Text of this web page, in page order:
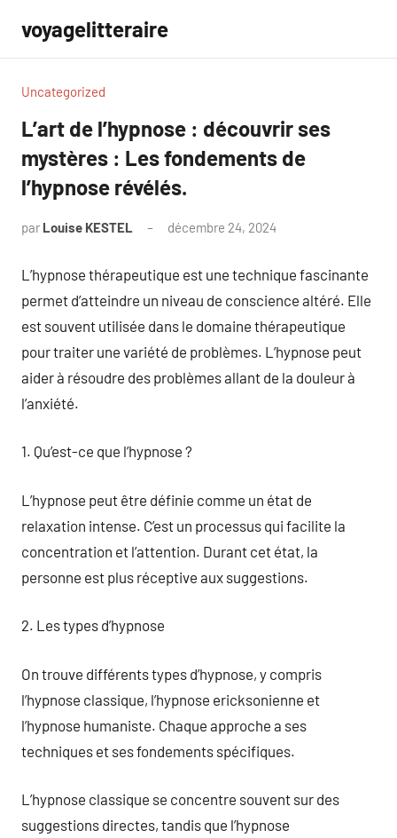
contenu
voyagelitteraire
Uncategorized
L’art de l’hypnose : découvrir ses
mystères : Les fondements de
l’hypnose révélés.
par Louise KESTEL décembre 24, 2024
L’hypnose thérapeutique est une technique fascinante
permet d’atteindre un niveau de conscience altéré. Elle
est souvent utilisée dans le domaine thérapeutique
pour traiter une variété de problèmes. L’hypnose peut
aider à résoudre des problèmes allant de la douleur à
l’anxiété.
1. Qu’est-ce que l’hypnose ?
L’hypnose peut être définie comme un état de
relaxation intense. C’est un processus qui facilite la
concentration et l’attention. Durant cet état, la
personne est plus réceptive aux suggestions.
2. Les types d’hypnose
On trouve différents types d’hypnose, y compris
l’hypnose classique, l’hypnose ericksonienne et
l’hypnose humaniste. Chaque approche a ses
techniques et ses fondements spécifiques.
L’hypnose classique se concentre souvent sur des
suggestions directes, tandis que l’hypnose